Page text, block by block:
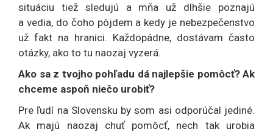
situáciu tiež sledujú a mňa už dlhšie poznajú
a vedia, do čoho pôjdem a kedy je nebezpečenstvo
už fakt na hranici. Každopádne, dostávam často
otázky, ako to tu naozaj vyzerá.
Ako sa z tvojho pohľadu dá najlepšie pomôcť? Ak
chceme aspoň niečo urobiť?
Pre ľudí na Slovensku by som asi odporúčal jediné.
Ak majú naozaj chuť pomôcť, nech tak urobia